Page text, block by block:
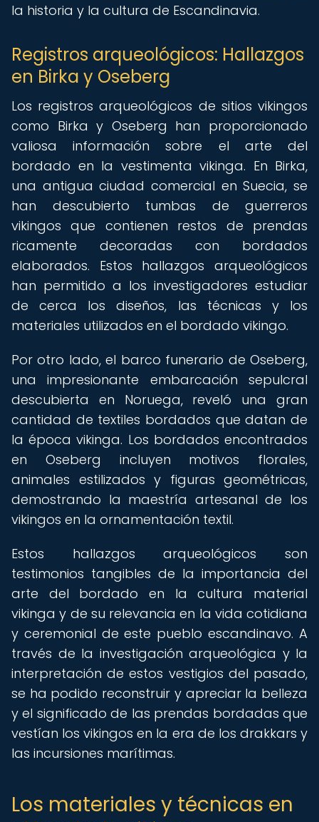
la historia y la cultura de Escandinavia.
Registros arqueológicos: Hallazgos
en Birka y Oseberg
Los registros arqueológicos de sitios vikingos
como Birka y Oseberg han proporcionado
valiosa información sobre el arte del
bordado en la vestimenta vikinga. En Birka,
una antigua ciudad comercial en Suecia, se
han descubierto tumbas de guerreros
vikingos que contienen restos de prendas
ricamente decoradas con bordados
elaborados. Estos hallazgos arqueológicos
han permitido a los investigadores estudiar
de cerca los diseños, las técnicas y los
materiales utilizados en el bordado vikingo.
Por otro lado, el barco funerario de Oseberg,
una impresionante embarcación sepulcral
descubierta en Noruega, reveló una gran
cantidad de textiles bordados que datan de
la época vikinga. Los bordados encontrados
en Oseberg incluyen motivos florales,
animales estilizados y figuras geométricas,
demostrando la maestría artesanal de los
vikingos en la ornamentación textil.
Estos hallazgos arqueológicos son
testimonios tangibles de la importancia del
arte del bordado en la cultura material
vikinga y de su relevancia en la vida cotidiana
y ceremonial de este pueblo escandinavo. A
través de la investigación arqueológica y la
interpretación de estos vestigios del pasado,
se ha podido reconstruir y apreciar la belleza
y el significado de las prendas bordadas que
vestían los vikingos en la era de los drakkars y
las incursiones marítimas.
Los materiales y técnicas en